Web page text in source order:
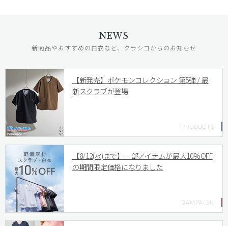
NEWS
新商品やおすすめの白衣など、クラシコからのお知らせ
【新発売】ポケモンコレクション 第5弾 / 最
新スクラブが登場
【8/12(水)まで】一部アイテムが最大10%OFF
の期間限定価格になりました